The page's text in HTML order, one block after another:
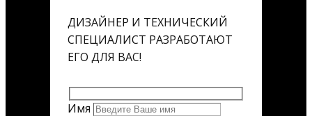
ДИЗАЙНЕР И ТЕХНИЧЕСКИЙ
СПЕЦИАЛИСТ РАЗРАБОТАЮТ
ЕГО ДЛЯ ВАС!
Имя